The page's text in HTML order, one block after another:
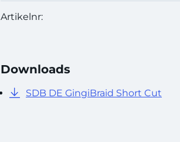
Artikelnr:
Downloads
SDB DE GingiBraid Short Cut